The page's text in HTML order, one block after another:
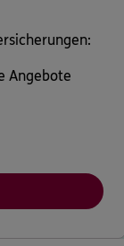
Angebote